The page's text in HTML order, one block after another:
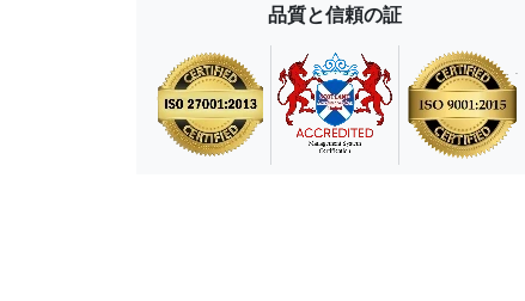
品質と信頼の証